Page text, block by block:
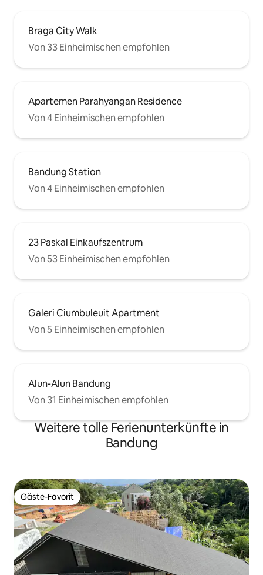
Braga City Walk
Von 33 Einheimischen empfohlen
Apartemen Parahyangan Residence
Von 4 Einheimischen empfohlen
Bandung Station
Von 4 Einheimischen empfohlen
23 Paskal Einkaufszentrum
Von 53 Einheimischen empfohlen
Galeri Ciumbuleuit Apartment
Von 5 Einheimischen empfohlen
Alun-Alun Bandung
Von 31 Einheimischen empfohlen
Weitere tolle Ferienunterkünfte in
Bandung
Gäste-Favorit
Gäste-Favorit